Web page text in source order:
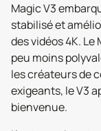
Magic V3
stabilisé et
des vidéos 4K.
peu moins
les créateurs de
exigeants, le V3
bienvenue.